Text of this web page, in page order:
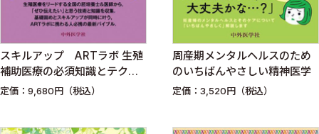
スキルアップ ARTラボ 生殖
補助医療の必須知識とテクニ
ック
定価：9,680円（税込）
周産期メンタルヘルスのため
のいちばんやさしい精神医学
定価：3,520円（税込）